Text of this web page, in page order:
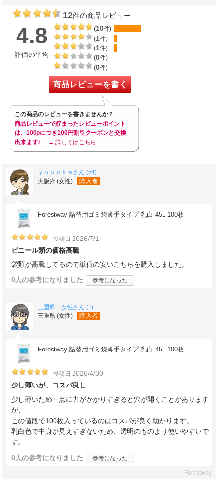
12件の商品レビュー
4.8
評価の平均
(10件)
(1件)
(1件)
(0件)
(0件)
商品レビューを書く
この商品のレビューを書きませんか？
商品レビューで貯まったレビューポイント
は、100pにつき100円割引クーポンと交換
出来ます♪
→ 詳しくはこちら
ｙｕｕｕｋａさん (54)
大阪府 (女性)
購入者
Forestway 詰替用ゴミ袋薄手タイプ 乳白 45L 100枚
投稿日 2026/7/1
ビニール類の価格高騰
袋類が高騰してるので単価の安いこちらを購入しました。
0人の参考になりました 参考になった
三重県 女性さん (1)
三重県 (女性)
購入者
Forestway 詰替用ゴミ袋薄手タイプ 乳白 45L 100枚
投稿日 2026/4/30
少し薄いが、コスパ良し
少し薄いため一点に力がかかりすぎると穴が開くことがあります
が、
この値段で100枚入っているのはコスパが良く助かります。
乳白色で中身が見えすぎないため、透明のものより使いやすいで
す。
0人の参考になりました 参考になった
Forestway